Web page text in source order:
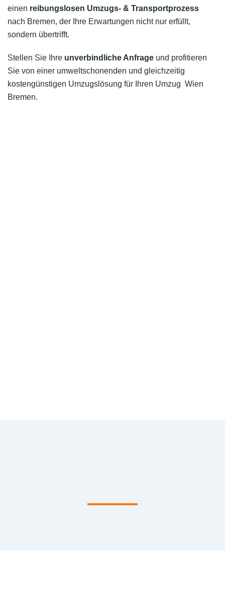
einen reibungslosen Umzugs- & Transportprozess
nach Bremen, der Ihre Erwartungen nicht nur erfüllt,
sondern übertrifft.
Stellen Sie Ihre unverbindliche Anfrage und profitieren
Sie von einer umweltschonenden und gleichzeitig
kostengünstigen Umzugslösung für Ihren Umzug Wien
Bremen.